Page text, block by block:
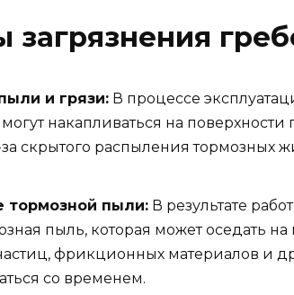
загрязнения
и грязи:В процессе
накапливаться на поверхности
скрытого распыления тормозных
тормозной пыли:В результате
пыль, которая может оседать на
фрикционных материалов и
со временем.